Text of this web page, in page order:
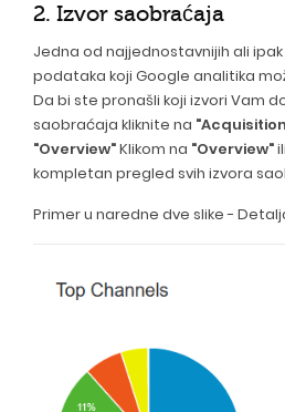
2. Izvor saobraćaja
Jedna od najjednostavnijih ali
podataka koji Google analitika
Da bi ste pronašli koji izvori Vam
saobraćaja kliknite na
"Overview"Klikom na "Overview"
kompletan pregled svih izvora
Primer u naredne dve slike -